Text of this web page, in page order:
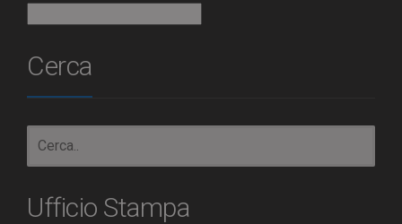
Cerca
Ufficio Stampa